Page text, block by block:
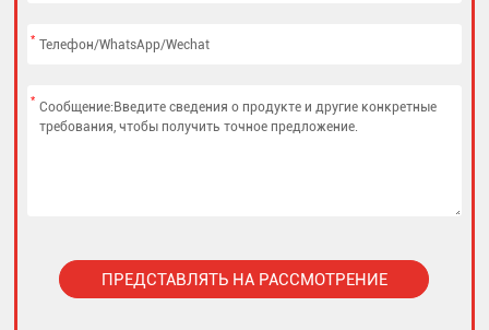
*
*
ПРЕДСТАВЛЯТЬ НА РАССМОТРЕНИЕ